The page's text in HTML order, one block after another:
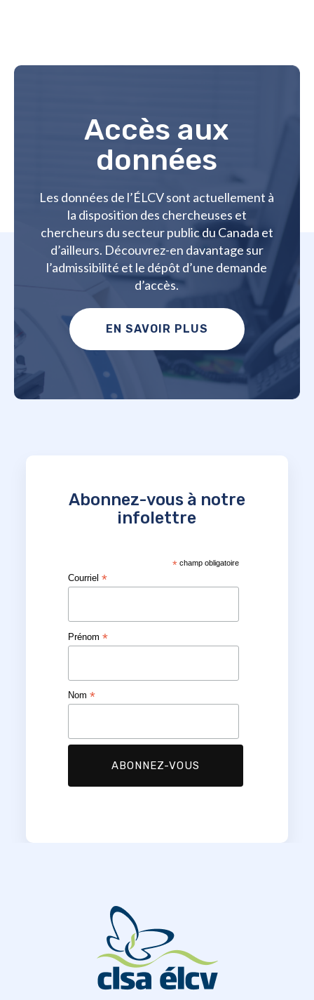
Accès aux
données
Les données de l’ÉLCV sont actuellement à
la disposition des chercheuses et
chercheurs du secteur public du Canada et
d’ailleurs. Découvrez-en davantage sur
l’admissibilité et le dépôt d’une demande
d’accès.
EN SAVOIR PLUS
Abonnez-vous à notre
infolettre
*champ obligatoire
Courriel*
Prénom*
Nom*